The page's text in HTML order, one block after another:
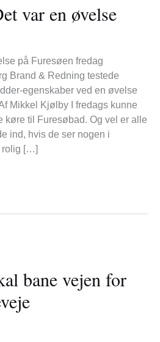
var en øvelse
på Furesøen fredag
Brand & Redning testede
egenskaber ved en øvelse
Mikkel Kjølby I fredags kunne
køre til Furesøbad. Og vel er alle
ind, hvis de ser nogen i
rolig […]
bane vejen for